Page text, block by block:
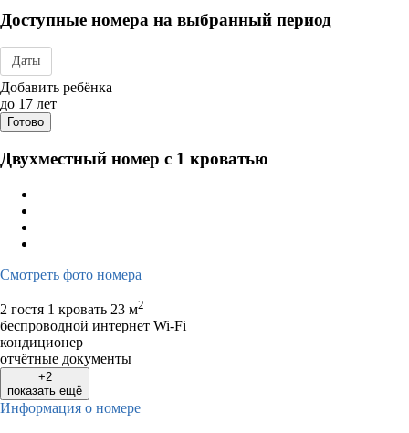
Доступные номера на выбранный период
Даты
Дата заезда - отъезда
Добавить ребёнка
до 17 лет
Готово
Двухместный номер с 1 кроватью
Смотреть фото номера
2 гостя 1 кровать 23 м2
беспроводной интернет Wi-Fi
кондиционер
отчётные документы
+2
показать ещё
Информация о номере